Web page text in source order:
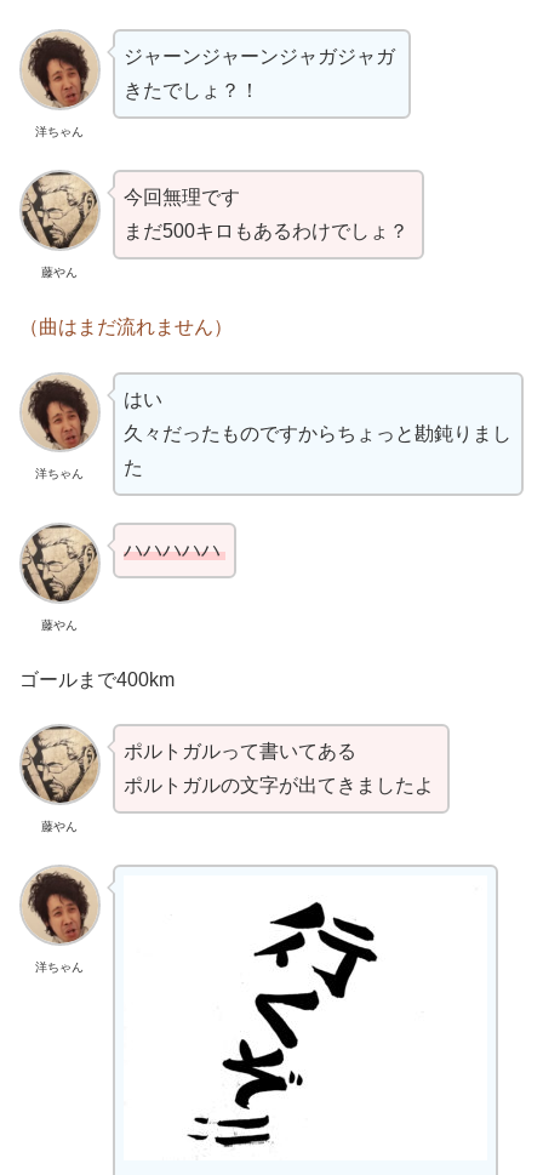
洋ちゃん
ジャーンジャーンジャガジャガ
きたでしょ？！
藤やん
今回無理です
まだ500キロもあるわけでしょ？
（曲はまだ流れません）
洋ちゃん
はい
久々だったものですからちょっと勘鈍りまし
た
藤やん
ハハハハハ
ゴールまで400km
藤やん
ポルトガルって書いてある
ポルトガルの文字が出てきましたよ
洋ちゃん